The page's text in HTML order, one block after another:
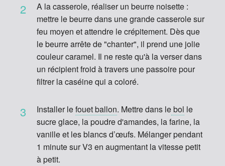
2
A la casserole, réaliser un beurre noisette :
mettre le beurre dans une grande casserole sur
feu moyen et attendre le crépitement. Dès que
le beurre arrête de "chanter", il prend une jolie
couleur caramel. Il ne reste qu'à la verser dans
un récipient froid à travers une passoire pour
filtrer la caséine qui a coloré.
3 Installer lefouet ballon. Mettre dans lebol le
sucre glace, la poudre d'amandes, la farine, la
vanille et les blancs d’œufs. Mélanger pendant
1 minute sur V3 en augmentant la vitesse petit
à petit.